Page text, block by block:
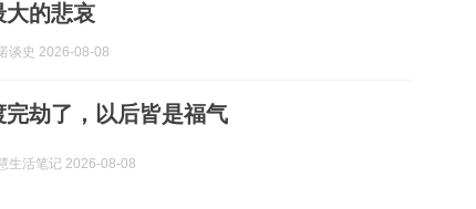
大的悲哀
谈史 2026-08-08
完劫了，以后皆是福气
生活笔记 2026-08-08